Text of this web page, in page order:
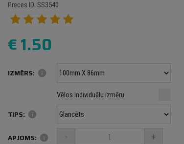
Preces ID: SS3540
€1.50
IZMĒRS: info
mm mm
Maksimālais izmērs: 1000 mm
Vēlos individuālu izmēru
TIPS: info
APJOMS: info - +